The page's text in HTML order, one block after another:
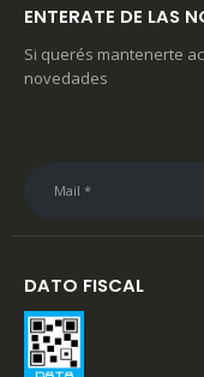
ENTERATE DE LAS
Si querés mantenerte
novedades
DATO FISCAL